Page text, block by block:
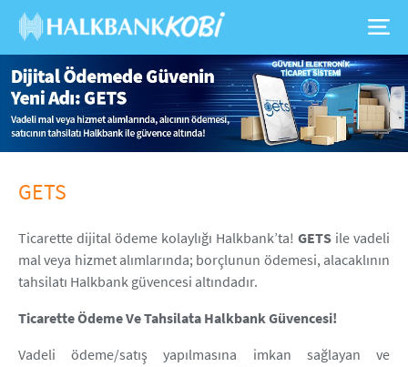
GETS
Ticarette dijital ödeme kolaylığı Halkbank’ta! GETS ile vadeli
mal veya hizmet alımlarında; borçlunun ödemesi, alacaklının
tahsilatı Halkbank güvencesi altındadır.
Ticarette Ödeme Ve Tahsilata Halkbank Güvencesi!
Vadeli ödeme/satış yapılmasına imkan sağlayan ve